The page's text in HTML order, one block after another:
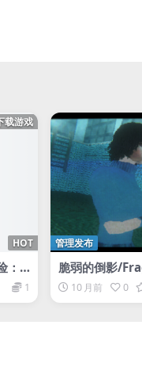
载游戏
HOT
：
1
管理发布
脆弱的倒影/
n 10 月前 0